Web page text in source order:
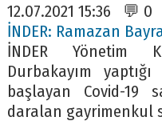
12.07.2021 15:36 💬
İNDER: Ramazan
İNDER Yönetim
Durbakayım
başlayan Covid-19
daralan gayrimenkul